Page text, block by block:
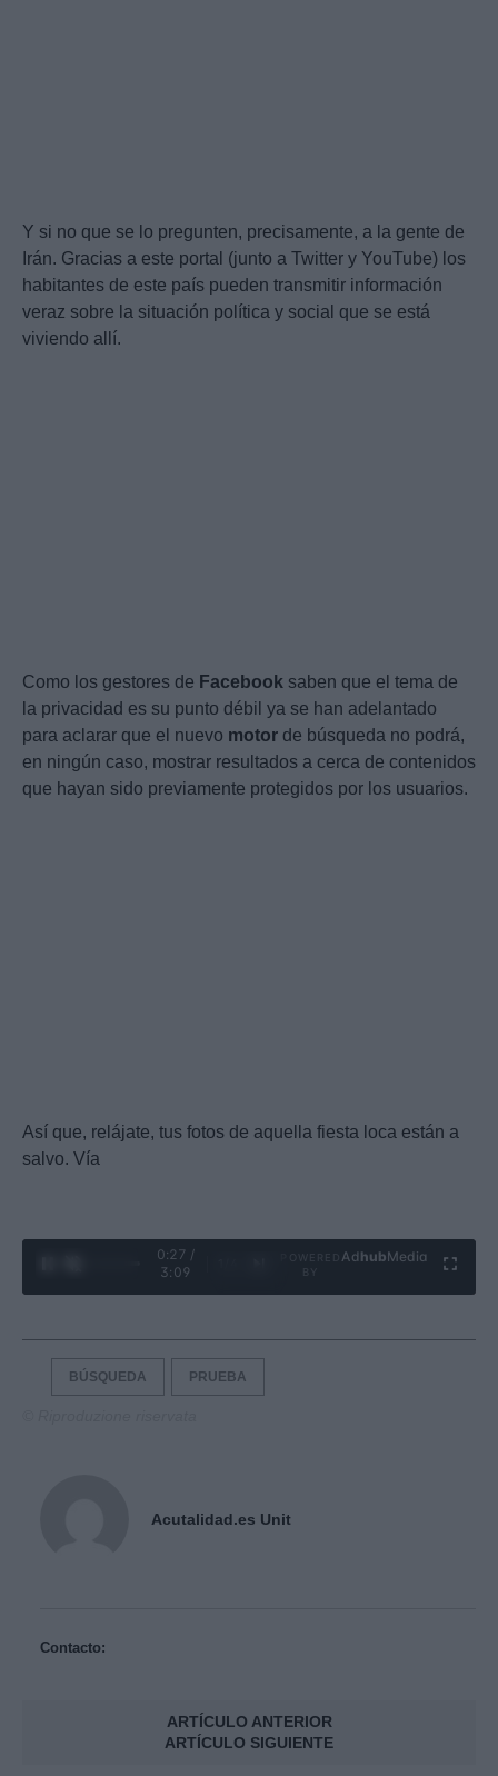
Y si no que se lo pregunten, precisamente, a la gente de
Irán. Gracias a este portal (junto a Twitter y YouTube) los
habitantes de este país pueden transmitir información
veraz sobre la situación política y social que se está
viviendo allí.
Como los gestores de Facebook saben que el tema de
la privacidad es su punto débil ya se han adelantado
para aclarar que el nuevo motor de búsqueda no podrá,
en ningún caso, mostrar resultados a cerca de contenidos
que hayan sido previamente protegidos por los usuarios.
Así que, relájate, tus fotos de aquella fiesta loca están a
salvo. Vía
0:28 /
3:09
Ad hubMedia
BÚSQUEDA PRUEBA
Acutalidad.es Unit
Contacto:
ARTÍCULO ANTERIOR
ARTÍCULO SIGUIENTE